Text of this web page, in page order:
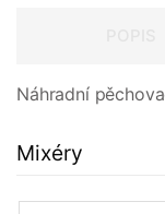
Náhradní
Mixéry